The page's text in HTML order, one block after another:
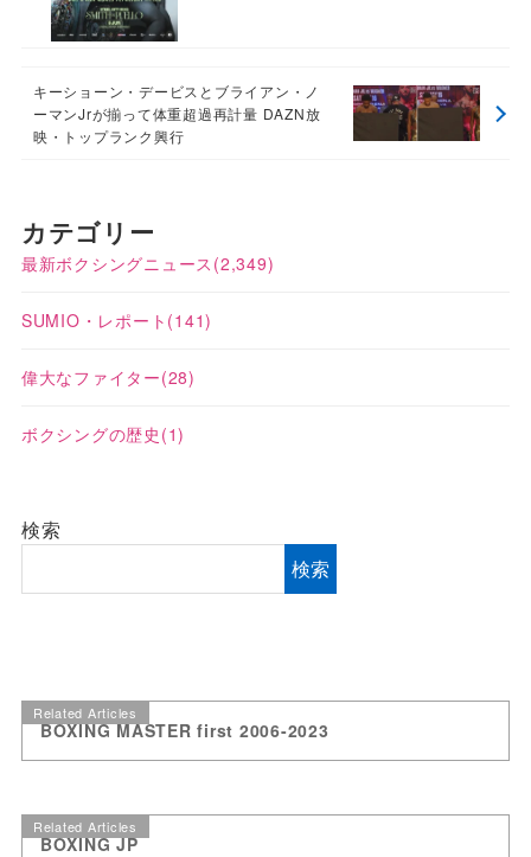
キーショーン・デービスとブライアン・ノ
ーマンJrが揃って体重超過再計量 DAZN放
映・トップランク興行
カテゴリー
最新ボクシングニュース (2,349)
SUMIO・レポート (141)
偉大なファイター(28)
ボクシングの歴史 (1)
検索
検索
Related Articles
BOXING MASTER first 2006-2023
Related Articles
BOXING JP